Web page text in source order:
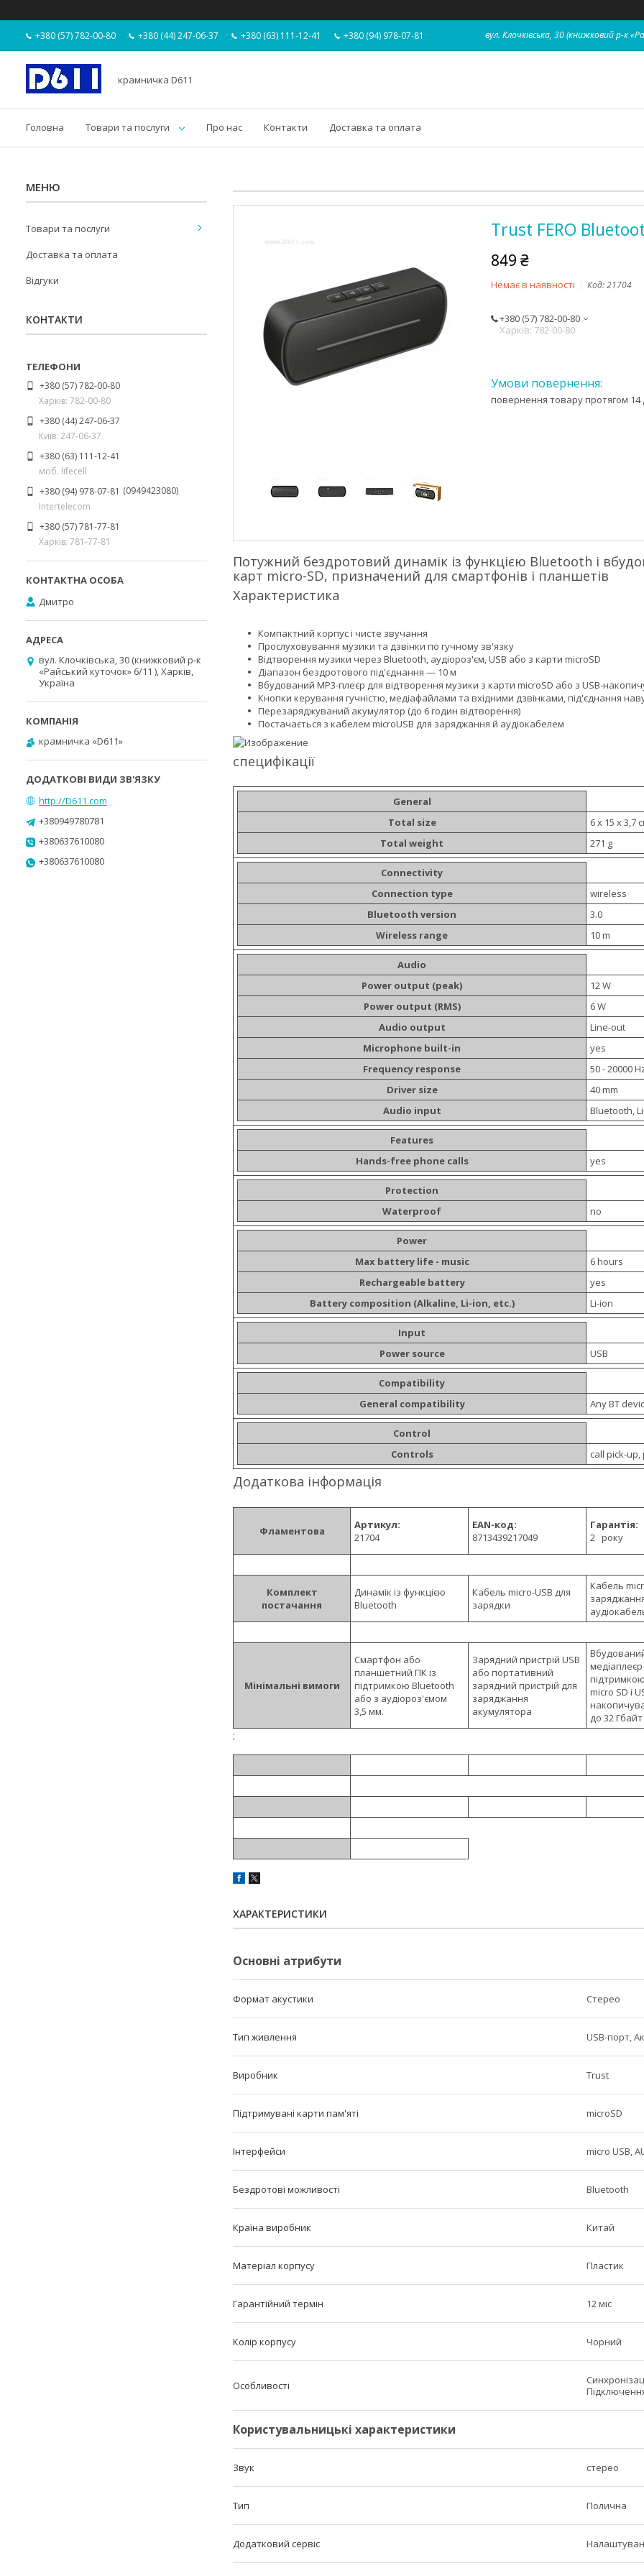
+380 (57) 782-00-80 +380 (44) 247-06-37 +380 (63) 111-12-41 +380 (94) 978-07-81 вул. Клочківська, 30 (книжковий р-к
крамничка D611
Головна Товари та послуги Про нас Контакти Доставка та оплата
Trust FERO
849 ₴
Немає в наявності Код:21704
+380 (57) 782-00-80
Харків: 782-00-80
повернення товару протягом 14
Потужний бездротовий динамік із функцією Bluetooth і
карт micro-SD, призначений для смартфонів і планшетів
Характеристика
Компактний корпус і чисте звучання
Прослуховування музики та дзвінки по гучному зв'язку
Відтворення музики через Bluetooth, аудіороз'єм, USB або з карти microSD
Діапазон бездротового під'єднання — 10 м
Вбудований MP3-плеєр для відтворення музики з карти microSD або з USB-
Кнопки керування гучністю, медіафайлами та вхідними дзвінками, під'єднання
Перезаряджуваний акумулятор (до 6 годин відтворення)
Постачається з кабелем microUSB для заряджання й аудіокабелем
специфікації
General
Total size
6 x 15 x 3,7
Total weight
271 g
Connectivity
Connection type
wireless
Bluetooth version
3.0
Wireless range
10 m
Audio
Power output (peak)
12 W
Power output (RMS)
6 W
Audio output
Line-out
Microphone built-in
yes
Frequency response
50 - 20000
Driver size
40 mm
Audio input
Bluetooth,
Features
Hands-free phone calls
yes
Protection
Waterproof
no
Power
Max battery life - music
6 hours
Rechargeable battery
yes
Battery composition (Alkaline, Li-ion, etc.)
Li-ion
Input
Power source
USB
Compatibility
General compatibility
Any BT
Control
Controls
call pick-
Додаткова інформація
Фламентова
Артикул:
21704
EAN-код:
8713439217049
Гарантія:
2 року
Комплект
постачання
Динамік із функцією
Bluetooth
Кабель micro-USB для
зарядки
Кабель
Мінімальні вимоги
Смартфон або
планшетний ПК із
підтримкою Bluetooth
або з аудіороз'ємом
3,5 мм.
Зарядний пристрій USB
або портативний
зарядний пристрій для
заряджання
акумулятора
медіаплеєр
micro SD і
до 32 Гбайт
;
ХАРАКТЕРИСТИКИ
Основні атрибути
Формат акустики Стерео
Тип живлення USB-порт,
Виробник Trust
Підтримувані карти пам'яті microSD
Інтерфейси micro USB,
Бездротові можливості Bluetooth
Країна виробник Китай
Матеріал корпусу Пластик
Гарантійний термін 12 міс
Колір корпусу Чорний
Особливості
Користувальницькі характеристики
Звук стерео
Тип Полична
Додатковий сервіс
Товари та послуги
Доставка та оплата
Відгуки
КОНТАКТИ
+380 (57) 782-00-80
Харків: 782-00-80
+380 (44) 247-06-37
Київ: 247-06-37
+380 (63) 111-12-41
моб. lifecell
+380 (94) 978-07-81
0949423080
Intertelecom
+380 (57) 781-77-81
Харків: 781-77-81
Дмитро
вул. Клочківська, 30 (книжковий р-к
«Райський куточок» 6/11 ), Харків,
Україна
крамничка «D611»
http://D611.com
+380949780781
+380637610080
+380637610080